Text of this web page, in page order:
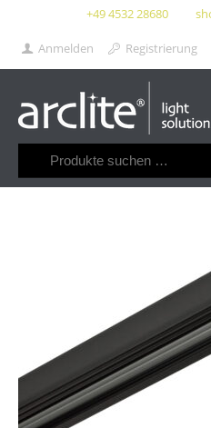
+49 4532 28680
Anmelden Registrierung